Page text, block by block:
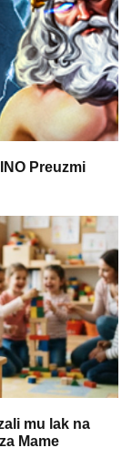
Preuzmi
mu lak na
Mame